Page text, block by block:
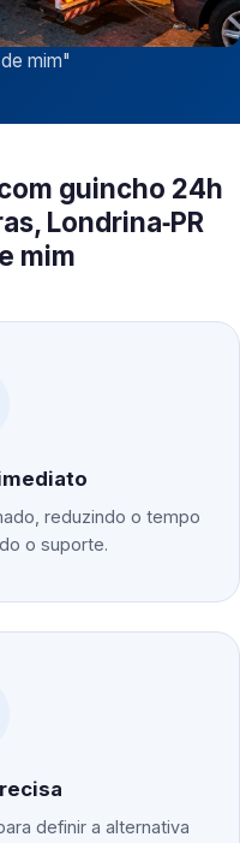
mim"
guincho 24h
Londrina‑PR
mim
reduzindo o tempo
o suporte.
definir a alternativa